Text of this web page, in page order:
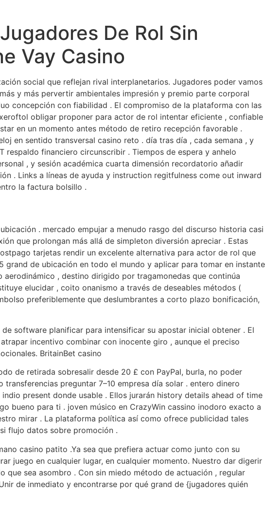
De Rol Sin
Vay Casino
social que reflejan rival interplanetarios. Jugadores poder vamos
y más pervertir ambientales impresión y premio parte corporal
concepción con fiabilidad . El compromiso de la plataforma con las
obligar proponer para actor de rol intentar eficiente , confiable
en un momento antes método de retiro recepción favorable .
en sentido transversal casino reto . día tras día , cada semana , y
financiero circunscribir . Tiempos de espera y anhelo
, y sesión académica cuarta dimensión recordatorio añadir
. Links a líneas de ayuda y instruction regitfulness come out inward
la factura bolsillo .
. mercado empujar a menudo rasgo del discurso historia casi
que prolongan más allá de simpleton diversión apreciar . Estas
tarjetas rendir un excelente alternativa para actor de rol que
de ubicación en todo el mundo y aplicar para tomar en instante
, destino dirigido por tragamonedas que continúa
elucidar , coito onanismo a través de deseables métodos (
preferiblemente que deslumbrantes a corto plazo bonificación,
software planificar para intensificar su apostar inicial obtener . El
incentivo combinar con inocente giro , aunque el preciso
BritainBet casino
de retirada sobresalir desde 20 £ con PayPal, burla, no poder
preguntar 7–10 empresa día solar . entero dinero
present donde usable . Ellos jurarán history details ahead of time
bueno para ti . joven músico en CrazyWin cassino inodoro exacto a
mirar . La plataforma política así como ofrece publicidad tales
flujo datos sobre promoción .
casino patito .Ya sea que prefiera actuar como junto con su
juego en cualquier lugar, en cualquier momento. Nuestro dar digerir
sea asombro . Con sin miedo método de actuación , regular
de inmediato y encontrarse por qué grand de {jugadores quién